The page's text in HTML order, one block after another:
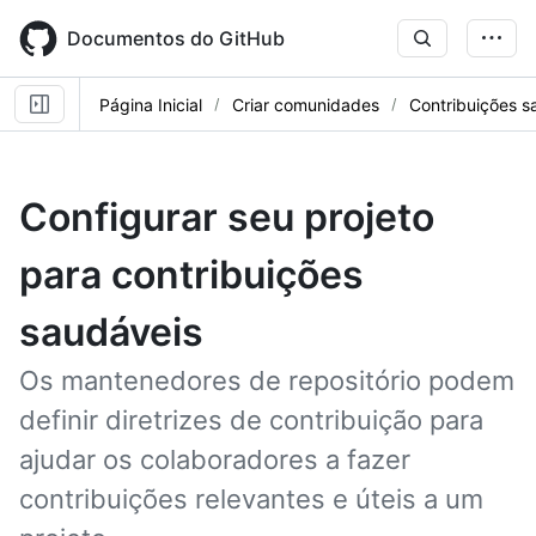
main
content
Documentos do GitHub
Página Inicial Criar comunidades Contribuições
Configurar seu projeto
para contribuições
saudáveis
Os mantenedores de repositório podem
definir diretrizes de contribuição para
ajudar os colaboradores a fazer
contribuições relevantes e úteis a um